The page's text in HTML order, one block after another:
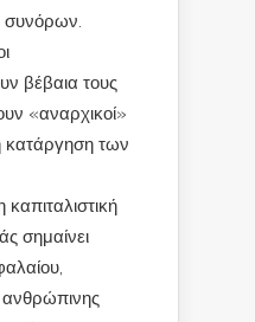
συνόρων.
βέβαια τους
«αναρχικοί»
κατάργηση των
σημαίνει